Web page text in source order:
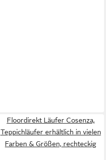
Floordirekt Läufer Cosenza,
Teppichläufer erhältlich in vielen
Farben & Größen, rechteckig